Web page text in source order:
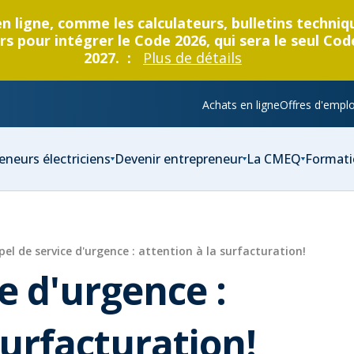
comme les calculateurs, bulletins
pour intégrer le Code 2026, qui sera le seul
2027. :
Plus de détails
Achats en ligneOffres
électriciens Devenir entrepreneur La CMEQ
de service d'urgence : attention à la surfacturation!
d'urgence :